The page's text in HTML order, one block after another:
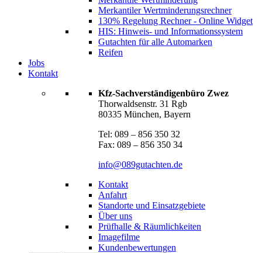
Merkantiler Wertminderungsrechner
130% Regelung Rechner - Online Widget
HIS: Hinweis- und Informationssystem
Gutachten für alle Automarken
Reifen
Jobs
Kontakt
Kfz-Sachverständigenbüro Zwez
Thorwaldsenstr. 31 Rgb
80335 München, Bayern
Tel: 089 – 856 350 32
Fax: 089 – 856 350 34
info@089gutachten.de
Kontakt
Anfahrt
Standorte und Einsatzgebiete
Über uns
Prüfhalle & Räumlichkeiten
Imagefilme
Kundenbewertungen